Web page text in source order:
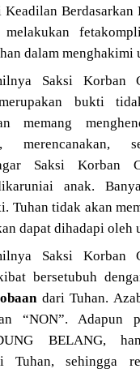
Keadilan Berdasarkan
melakukan
dalam menghakimi
Saksi Korban
bukti
memang
merencanakan,
Saksi Korban
anak.
Tuhan tidak akan
dapat dihadapi oleh
Saksi Korban
bersetubuh
dari Tuhan.
“NON”. Adapun
BELANG,
Tuhan, sehingga